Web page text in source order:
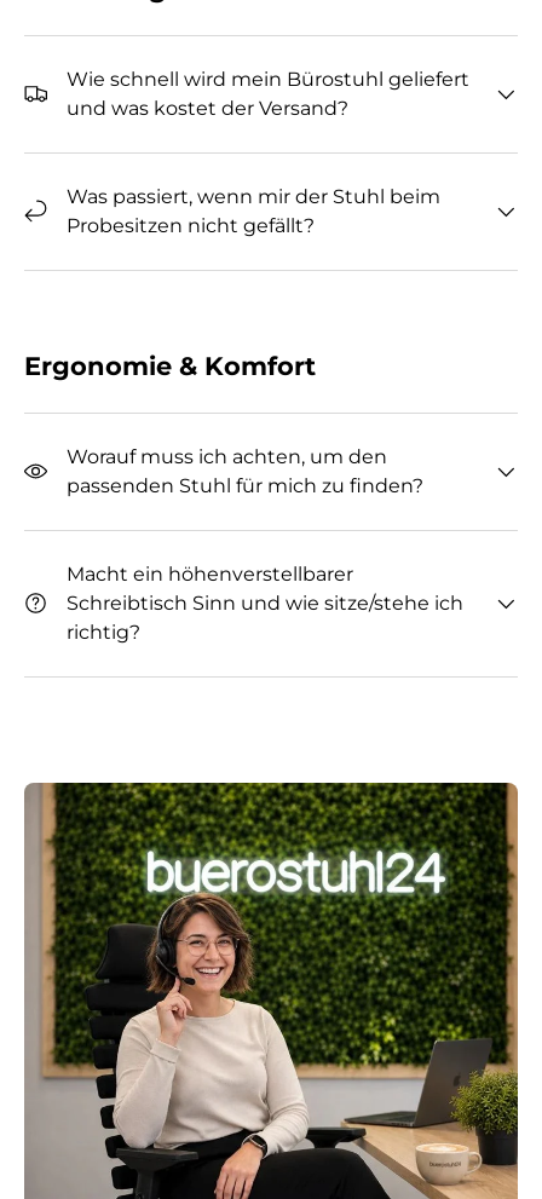
Wie schnell wird mein Bürostuhl geliefert
und was kostet der Versand?
Was passiert, wenn mir der Stuhl beim
Probesitzen nicht gefällt?
Ergonomie & Komfort
Worauf muss ich achten, um den
passenden Stuhl für mich zu finden?
Macht ein höhenverstellbarer
Schreibtisch Sinn und wie sitze/stehe ich
richtig?